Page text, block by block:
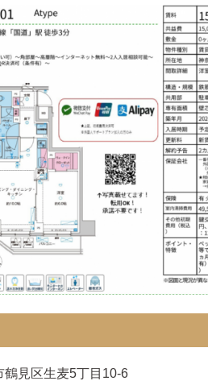
鶴見区生麦5丁目10-6